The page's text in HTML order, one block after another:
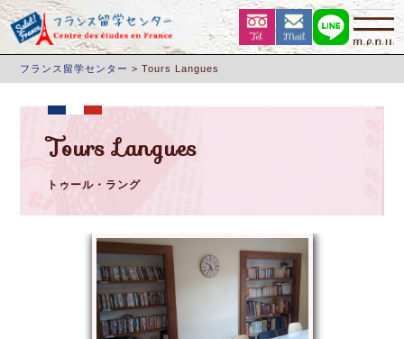
フランス留学センター >Tours Langues
Tours Langues
トゥール・ラング